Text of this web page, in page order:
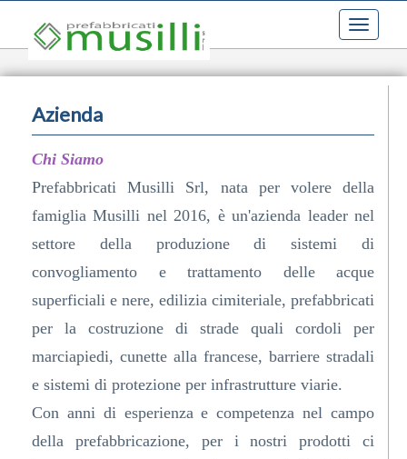
Toggle
Azienda
Chi Siamo
Prefabbricati Musilli Srl, nata per volere della
famiglia Musilli nel 2016, è un'azienda leader nel
settore della produzione di sistemi di
convogliamento e trattamento delle acque
superficiali e nere, edilizia cimiteriale, prefabbricati
per la costruzione di strade quali cordoli per
marciapiedi, cunette alla francese, barriere stradali
e sistemi di protezione per infrastrutture viarie.
Con anni di esperienza e competenza nel campo
della prefabbricazione, per i nostri prodotti ci